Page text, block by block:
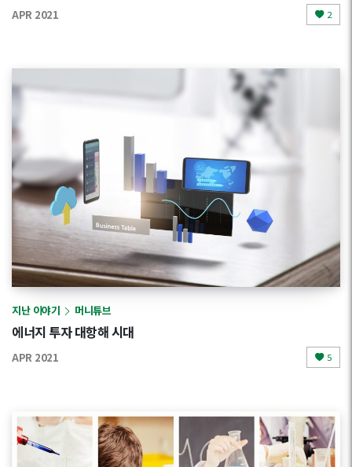
APR 2021 2
지난 이야기 머니튜브
에너지 투자 대항해 시대
APR 2021 5